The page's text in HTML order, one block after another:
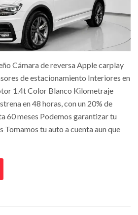
Cámara de reversa Apple carplay
de estacionamiento Interiores en
1.4t Color Blanco Kilometraje
en 48 horas, con un 20% de
60 meses Podemos garantizar tu
Tomamos tu auto a cuenta aun que